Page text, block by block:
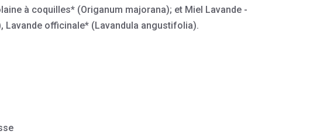
à coquilles* (Origanum majorana); et Miel Lavande -
Lavande officinale* (Lavandula angustifolia).